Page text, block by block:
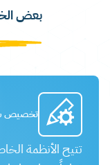
بعض
تخصيص
تتيح الأنظمة